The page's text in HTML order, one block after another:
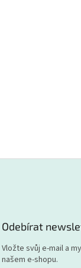
Odebírat
Vložte svůj e-mail a
našem e-shopu.